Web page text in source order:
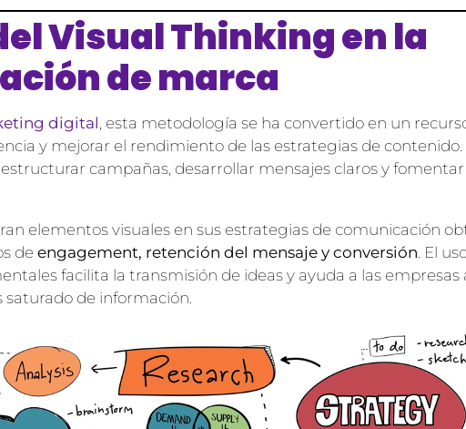
Visual Thinking en la
de marca
digital , esta metodología se ha convertido en un
y mejorar el rendimiento de las estrategias de contenido.
campañas, desarrollar mensajes claros y
elementos visuales en sus estrategias de comunicación
deengagement, retención del mensaje y conversión . El
facilita la transmisión de ideas y ayuda a las empresas
de información.